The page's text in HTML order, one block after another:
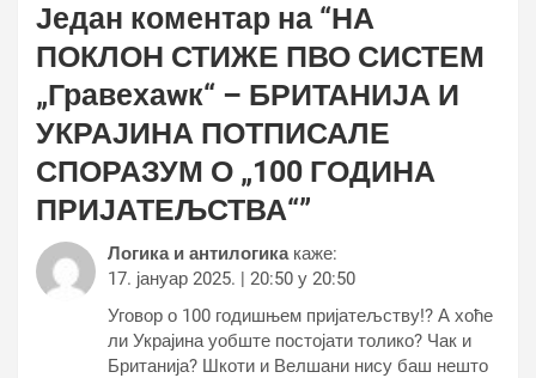
Један коментар на “НА
ПОКЛОН СТИЖЕ ПВО СИСТЕМ
„Гравехаwк“ – БРИТАНИЈА И
УКРАЈИНА ПОТПИСАЛЕ
СПОРАЗУМ О „100 ГОДИНА
ПРИЈАТЕЉСТВА“”
Логика и антилогика каже:
17. јануар 2025. | 20:50 у 20:50
Уговор о 100 годишњем пријатељству!? А хоће
ли Украјина уобште постојати толико? Чак и
Британија? Шкоти и Велшани нису баш нешто